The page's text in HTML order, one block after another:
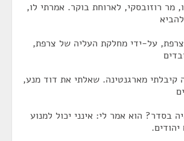
מר רוזובסקי, לארוחת בוקר. אמרתי לו,
על-ידי מחלקת העליה של צרפת,
קיבלתי מארגנטינה. שאלתי את דוד מנע,
בסדר? הוא אמר לי: אינני יכול למנוע